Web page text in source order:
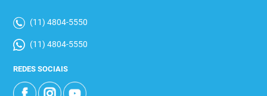
(11) 4804-5550
(11) 4804-5550
REDES SOCIAIS